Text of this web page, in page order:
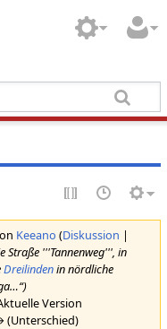
Keeano (Diskussion |
Straße '''Tannenweg''', in
Dreilindenin nördliche
Version
(Unterschied)